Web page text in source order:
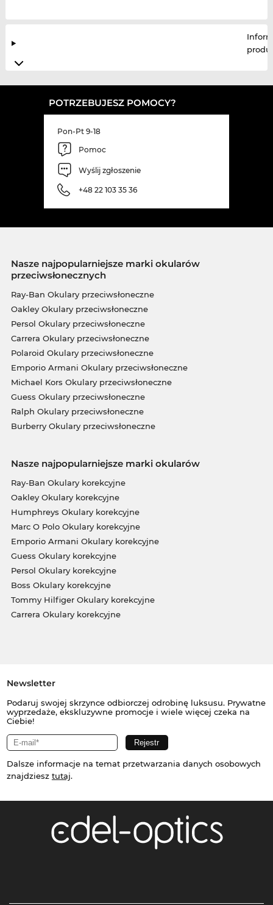
POTRZEBUJESZ POMOCY?
Pon-Pt 9-18
Pomoc
Wyślij zgłoszenie
+48 22 103 35 36
Nasze najpopularniejsze marki okularów
przeciwsłonecznych
Ray-Ban Okulary przeciwsłoneczne
Oakley Okulary przeciwsłoneczne
Persol Okulary przeciwsłoneczne
Carrera Okulary przeciwsłoneczne
Polaroid Okulary przeciwsłoneczne
Emporio Armani Okulary przeciwsłoneczne
Michael Kors Okulary przeciwsłoneczne
Guess Okulary przeciwsłoneczne
Ralph Okulary przeciwsłoneczne
Burberry Okulary przeciwsłoneczne
Nasze najpopularniejsze marki okularów
Ray-Ban Okulary korekcyjne
Oakley Okulary korekcyjne
Humphreys Okulary korekcyjne
Marc O Polo Okulary korekcyjne
Emporio Armani Okulary korekcyjne
Guess Okulary korekcyjne
Persol Okulary korekcyjne
Boss Okulary korekcyjne
Tommy Hilfiger Okulary korekcyjne
Carrera Okulary korekcyjne
Newsletter
Podaruj swojej skrzynce odbiorczej odrobinę luksusu. Prywatne
wyprzedaże, ekskluzywne promocje i wiele więcej czeka na
Ciebie!
Dalsze informacje na temat przetwarzania danych osobowych
znajdziesz tutaj.